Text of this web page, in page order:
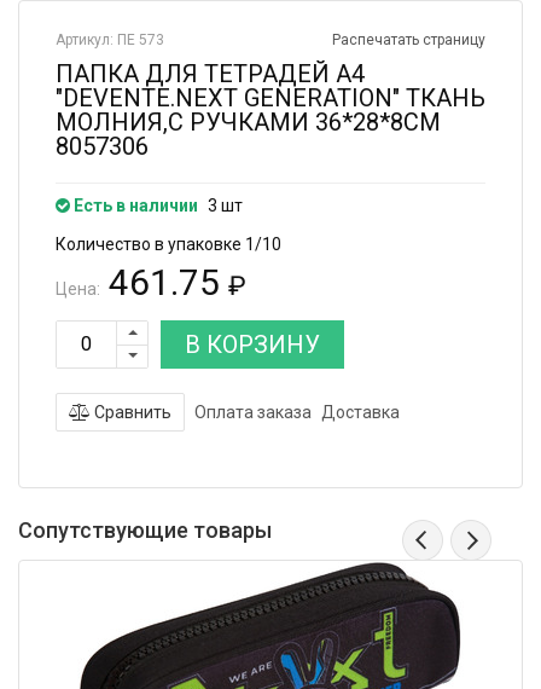
Распечатать страницу
Артикул: ПЕ 573
ПАПКА ДЛЯ ТЕТРАДЕЙ А4
"DEVENTE.NEXT GENERATION" ТКАНЬ
МОЛНИЯ,С РУЧКАМИ 36*28*8СМ
8057306
Есть в наличии 3 шт
Количество в упаковке 1/10
Цена: 461.75 ₽
В КОРЗИНУ
Сравнить Оплата заказа Доставка
Сопутствующие товары